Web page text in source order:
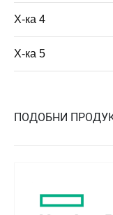
Х-ка 4
Х-ка 5
ПОДОБНИ